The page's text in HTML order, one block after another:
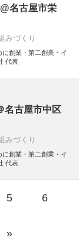
名古屋市栄
みづくり
創業・第二創業・イ
代表
古屋市中区
みづくり
創業・第二創業・イ
代表
5 6
»